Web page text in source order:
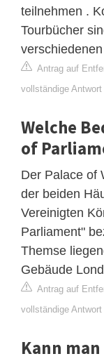
teilnehmen .
Tourbücher
Antrag auf
vollständige
Welche
of
Der Palace of
der beiden
Vereinigten
Parliament"
Themse
Gebäude
Antrag auf
vollständige
Kann